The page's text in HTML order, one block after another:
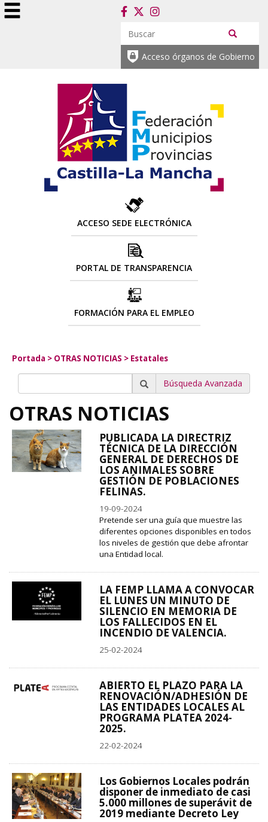
Acceso órganos de Gobierno
ACCESO SEDE ELECTRÓNICA
PORTAL DE TRANSPARENCIA
FORMACIÓN PARA EL EMPLEO
Portada > OTRAS NOTICIAS > Estatales
Búsqueda Avanzada
OTRAS NOTICIAS
PUBLICADA LA DIRECTRIZ
TÉCNICA DE LA DIRECCIÓN
GENERAL DE DERECHOS DE
LOS ANIMALES SOBRE
GESTIÓN DE POBLACIONES
FELINAS.
19-09-2024
Pretende ser una guía que muestre las
diferentes opciones disponibles en todos
los niveles de gestión que debe afrontar
una Entidad local.
LA FEMP LLAMA A CONVOCAR
EL LUNES UN MINUTO DE
SILENCIO EN MEMORIA DE
LOS FALLECIDOS EN EL
INCENDIO DE VALENCIA.
25-02-2024
ABIERTO EL PLAZO PARA LA
RENOVACIÓN/ADHESIÓN DE
LAS ENTIDADES LOCALES AL
PROGRAMA PLATEA 2024-
2025.
22-02-2024
Los Gobiernos Locales podrán
disponer de inmediato de casi
5.000 millones de superávit de
2019 mediante Decreto Ley